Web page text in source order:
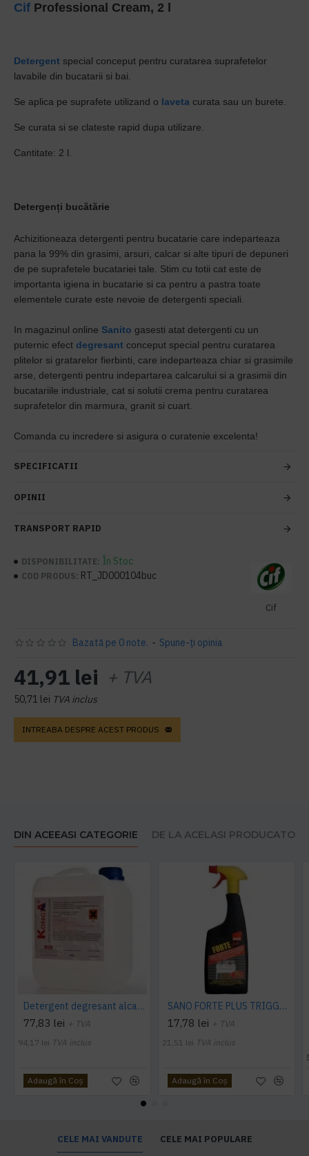
Cif Professional Cream, 2 l
Detergent special conceput pentru curatarea suprafetelor
lavabile din bucatarii si bai.
Se aplica pe suprafete utilizand o laveta curata sau un burete.
Se curata si se clateste rapid dupa utilizare.
Cantitate: 2 l.
Detergenți bucătărie
Achizitioneaza detergenti pentru bucatarie care indeparteaza
pana la 99% din grasimi, arsuri, calcar si alte tipuri de depuneri
de pe suprafetele bucatariei tale. Stim cu totii cat este de
importanta igiena in bucatarie si ca pentru a pastra toate
elementele curate este nevoie de detergenti speciali.
In magazinul online Sanito gasesti atat detergenti cu un
puternic efect degresant conceput special pentru curatarea
plitelor si gratarelor fierbinti, care indeparteaza chiar si grasimile
arse, detergenti pentru indepartarea calcarului si a grasimii din
bucatariile industriale, cat si solutii crema pentru curatarea
suprafetelor din marmura, granit si cuart.
Comanda cu incredere si asigura o curatenie excelenta!
SPECIFICATII
OPINII
TRANSPORT RAPID
DISPONIBILITATE: În Stoc
COD PRODUS: RT_JD000104buc
Cif
Bazată pe 0 note. - Spune-ţi opinia
41,91 lei + TVA
50,71 lei TVA inclus
INTREABA DESPRE ACEST PRODUS
DIN ACEEASI CATEGORIE DE LA ACELASI PRODUCATOR
Detergent degresant alcalin Cuptor si Plita, 5 L, Konga
77,83 lei + TVA
94,17 lei TVA inclus
Adaugă în Coş
SANO FORTE PLUS TRIGGER, 750ml, detergent arsuri, grasimi
17,78 lei + TVA
21,51 lei TVA inclus
Adaugă în Coş
CELE MAI VANDUTE CELE MAI POPULARE